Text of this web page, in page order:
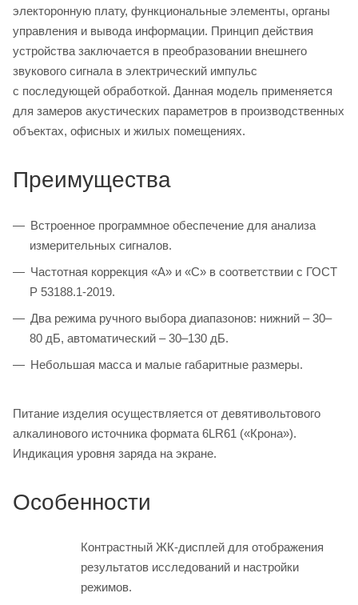
электоронную плату, функциональные элементы, органы
управления и вывода информации. Принцип действия
устройства заключается в преобразовании внешнего
звукового сигнала в электрический импульс
с последующей обработкой. Данная модель применяется
для замеров акустических параметров в производственных
объектах, офисных и жилых помещениях.
Преимущества
Встроенное программное обеспечение для анализа
измерительных сигналов.
Частотная коррекция «А» и «С» в соответствии с ГОСТ
Р 53188.1-2019.
Два режима ручного выбора диапазонов: нижний – 30–
80 дБ, автоматический – 30–130 дБ.
Небольшая масса и малые габаритные размеры.
Питание изделия осуществляется от девятивольтового
алкалинового источника формата 6LR61 («Крона»).
Индикация уровня заряда на экране.
Особенности
Контрастный ЖК-дисплей для отображения
результатов исследований и настройки
режимов.